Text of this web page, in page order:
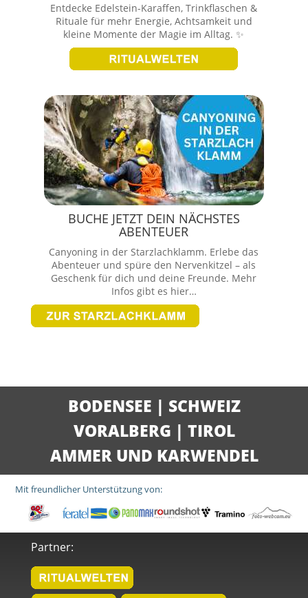
Entdecke Edelstein-Karaffen, Trinkflaschen &
Rituale für mehr Energie, Achtsamkeit und
kleine Momente der Magie im Alltag. ✨
BUCHE JETZT DEIN NÄCHSTES
ABENTEUER
Canyoning in der Starzlachklamm. Erlebe das
Abenteuer und spüre den Nervenkitzel – als
Geschenk für dich und deine Freunde. Mehr
Infos gibt es hier…
BODENSEE | SCHWEIZ
VORALBERG | TIROL
AMMER UND KARWENDEL
Mit freundlicher Unterstützung von:
Partner: